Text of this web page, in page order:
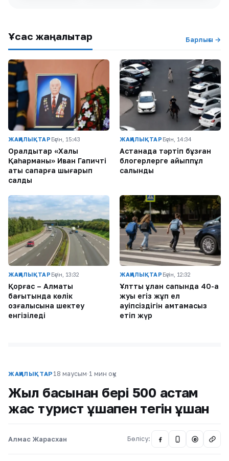
Ұқсас жаңалықтар Барлығы →
ЖАҢАЛЫҚТАР Бүгін, 15:43
Оралдықтар «Халық
Қаһарманы» Иван Гапичті
ақтық сапарға шығарып
салды
ЖАҢАЛЫҚТАР Бүгін, 14:34
Астанада тәртіп бұзған
блогерлерге айыппұл
салынды
ЖАҢАЛЫҚТАР Бүгін, 13:32
Қорғас – Алматы
бағытында көлік
қозғалысына шектеу
енгізіледі
ЖАҢАЛЫҚТАР Бүгін, 12:32
Ұлттық ұлан сапында 40-қа
жуық егіз жұп ел
қауіпсіздігін қамтамасыз
етіп жүр
ЖАҢАЛЫҚТАР 18 маусым·1 мин оқу
Жыл басынан бері 500 астам
жас турист ұшақпен тегін ұшқан
Алмас Жарасхан Бөлісу: @